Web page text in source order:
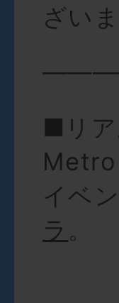
ざいま
■リ
Metro
イベ
ラ 。